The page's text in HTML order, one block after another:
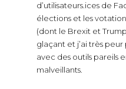
d’utilisateurs.ices de
élections et les
(dont le Brexit et
glaçant et j’ai très
avec des outils pareils
malveillants.